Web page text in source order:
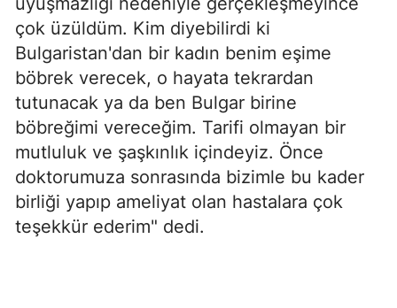
çok üzüldüm. Kim diyebilirdi ki
Bulgaristan'dan bir kadın benim eşime
böbrek verecek, o hayata tekrardan
tutunacak ya da ben Bulgar birine
böbreğimi vereceğim. Tarifi olmayan bir
mutluluk ve şaşkınlık içindeyiz. Önce
doktorumuza sonrasında bizimle bu kader
birliği yapıp ameliyat olan hastalara çok
teşekkür ederim" dedi.